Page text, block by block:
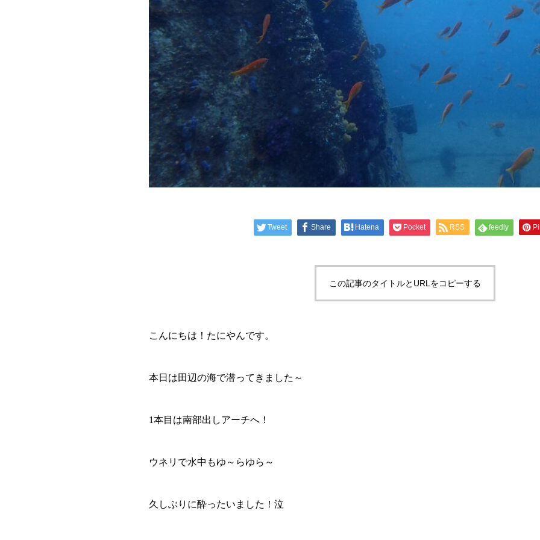
Tweet Share Hatena Pocket RSS feedly
この記事のタイトルとURLをコピーする
こんにちは！たにやんです。
本日は田辺の海で潜ってきました～
1本目は南部出しアーチへ！
ウネリで水中もゆ～らゆら～
久しぶりに酔ったいました！泣